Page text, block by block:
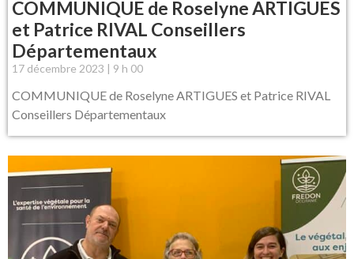
COMMUNIQUE de Roselyne ARTIGUES
et Patrice RIVAL Conseillers
Départementaux
17 décembre 2023 9 h 00
COMMUNIQUE de Roselyne ARTIGUES et Patrice RIVAL
Conseillers Départementaux